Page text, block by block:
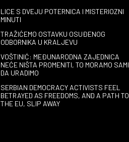
LICE S DVEJU POTERNICA I MISTERIOZNI
MINUTI
TRAŽIĆEMO OSTAVKU OSUĐENOG
ODBORNIKA U KRALJEVU
VOŠTINIĆ: MEĐUNARODNA ZAJEDNICA
NEĆE NIŠTA PROMENITI, TO MORAMO SAMI
DA URADIMO
SERBIAN DEMOCRACY ACTIVISTS FEEL
BETRAYED AS FREEDOMS, AND A PATH TO
THE EU, SLIP AWAY